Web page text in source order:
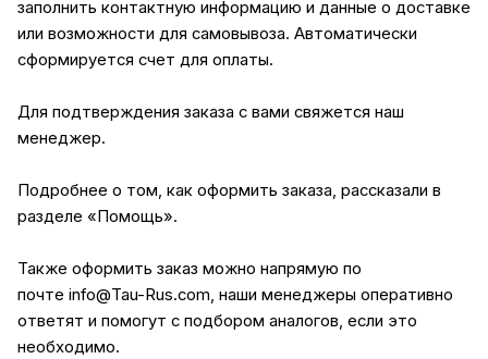
заполнить контактную информацию и данные о доставке
или возможности для самовывоза. Автоматически
сформируется счет для оплаты.
Для подтверждения заказа с вами свяжется наш
менеджер.
Подробнее о том, как оформить заказа, рассказали в
разделе «Помощь».
Также оформить заказ можно напрямую по
почте info@Tau-Rus.com, наши менеджеры оперативно
ответят и помогут с подбором аналогов, если это
необходимо.